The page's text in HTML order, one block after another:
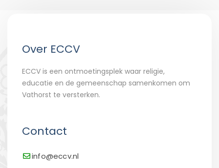
Over ECCV
ECCV is een ontmoetingsplek waar religie,
educatie en de gemeenschap samenkomen om
Vathorst te versterken.
Contact
info@eccv.nl